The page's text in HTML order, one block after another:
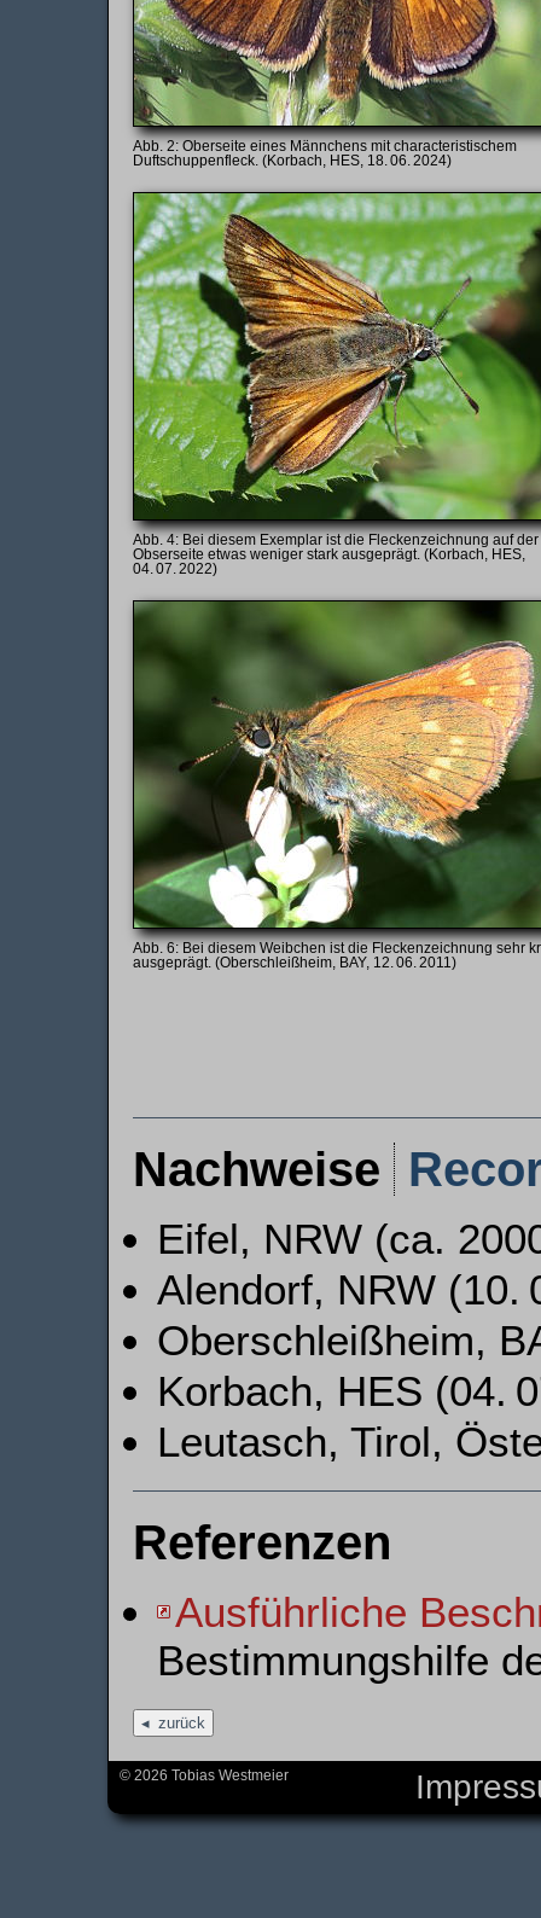
Oberseite eines Männchens mit characteristischem
Duftschuppenfleck. (Korbach, HES, 18. 06. 2024)
Bei diesem Exemplar ist die Fleckenzeichnung auf der
Obserseite etwas weniger stark ausgeprägt. (Korbach, HES,
04. 07. 2022)
Bei diesem Weibchen ist die Fleckenzeichnung sehr
ausgeprägt. (Oberschleißheim, BAY, 12. 06. 2011)
Nachweise
Eifel, NRW (ca.
Alendorf, NRW (10.
Oberschleißheim,
Korbach, HES (04.
Leutasch, Tirol,
Referenzen
Ausführliche
Bestimmungshilfe
zurück
© 2026 Tobias Westmeier